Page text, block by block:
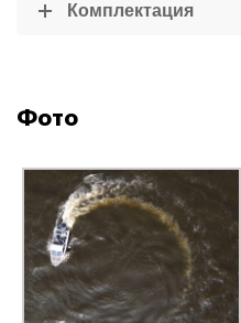
Комплектация
Фото